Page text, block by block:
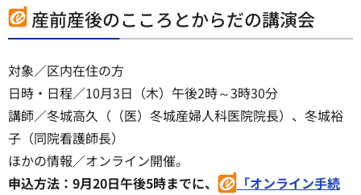
産前産後のこころとからだの講演会
対象／区内在住の方
日時・日程／10月3日（木）午後2時～3時30分
講師／冬城高久（（医）冬城産婦人科医院院長）、冬城裕
子（同院看護師長）
ほかの情報／オンライン開催。
申込方法：9月20日午後5時までに、
「オンライン手続